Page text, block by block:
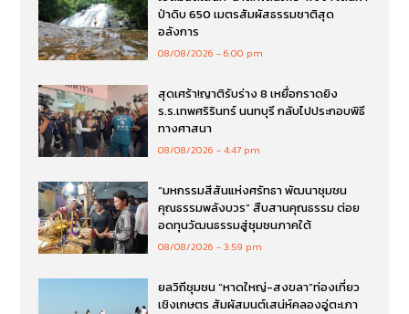
ป่าดิบ 650 เมตรสัมผัสธรรมชาติสุด
อลังการ
08/08/2026 6:00 pm
สุดเศร้า!ญาติรับร่าง 8 เหยื่อกราดยิง
ร.ร.เทพศริรินทร์ นนทบุรี กลับไปประกอบพิธี
ทางศาสนา
08/08/2026 4:47 pm
“มหกรรมสีสันแห่งศรัทธา พัฒนาชุมชน
คุณธรรมพลังบวร” สืบสานคุณธรรม ต่อย
อดทุนวัฒนธรรมสู่ชุมชนภาคใต้
08/08/2026 3:59 pm
ยลวิถีชุมชน “หาดใหญ่-สงขลา”ท่องเที่ยว
เชิงเกษตร สัมผัสมนต์เสน่ห์คลองอู่ตะเภา